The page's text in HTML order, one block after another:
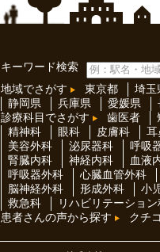
キーワード検索
地域でさがす
東京都 埼玉
静岡県
兵庫県 愛媛県
診療科目でさがす
歯医者
精神科
眼科 皮膚科 耳
美容外科
泌尿器科 呼吸
腎臓内科
神経内科 血液
呼吸器外科
心臓血管外科
脳神経外科
形成外科 小
救急科
リハビリテーション
患者さんの声から探す
クチ